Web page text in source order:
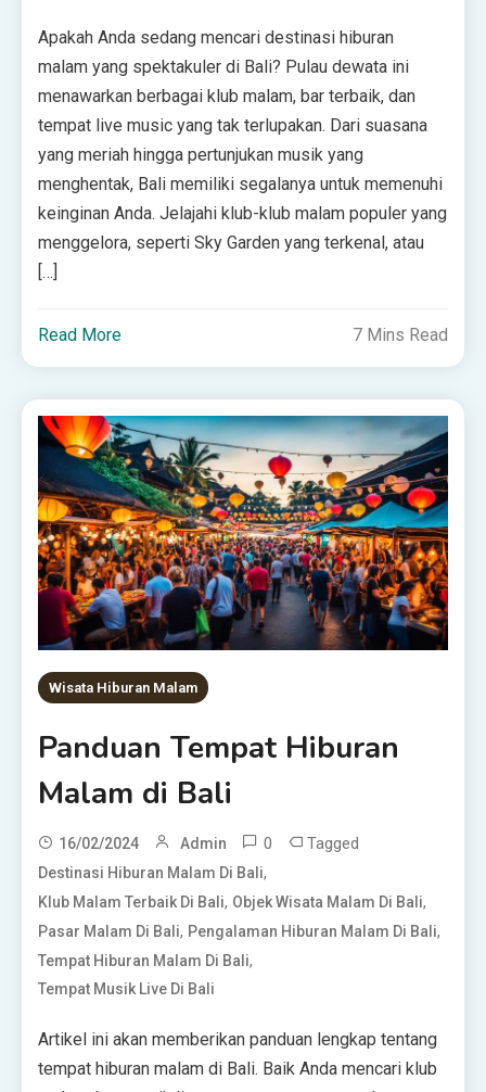
Apakah Anda sedang mencari destinasi hiburan
malam yang spektakuler di Bali? Pulau dewata ini
menawarkan berbagai klub malam, bar terbaik, dan
tempat live music yang tak terlupakan. Dari suasana
yang meriah hingga pertunjukan musik yang
menghentak, Bali memiliki segalanya untuk memenuhi
keinginan Anda. Jelajahi klub-klub malam populer yang
menggelora, seperti Sky Garden yang terkenal, atau
[…]
Read More 7 Mins Read
Wisata Hiburan Malam
Panduan Tempat Hiburan
Malam di Bali
16/02/2024 Admin 0 Tagged
Destinasi Hiburan Malam Di Bali,
Klub Malam Terbaik Di Bali, Objek Wisata Malam Di Bali,
Pasar Malam Di Bali, Pengalaman Hiburan Malam Di Bali,
Tempat Hiburan Malam Di Bali,
Tempat Musik Live Di Bali
Artikel ini akan memberikan panduan lengkap tentang
tempat hiburan malam di Bali. Baik Anda mencari klub